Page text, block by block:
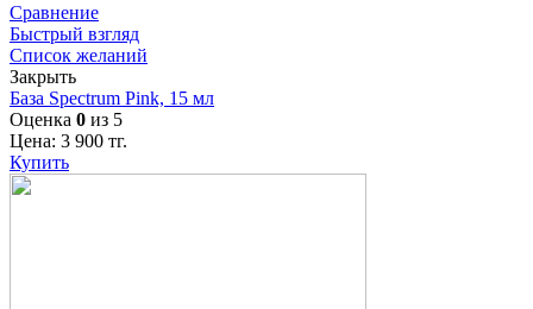
Сравнение
Быстрый взгляд
Список желаний
Закрыть
База Spectrum Pink, 15 мл
Оценка 0 из 5
Цена: 3 900 тг.
Купить